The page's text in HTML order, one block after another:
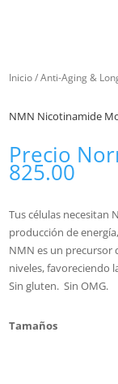
Inicio/Anti-Aging &
NMN Nicotinamide
Precio
825.00
Tus células necesitan
producción de
NMN es un precursor
niveles, favoreciendo
Sin gluten. Sin OMG.
Tamaños